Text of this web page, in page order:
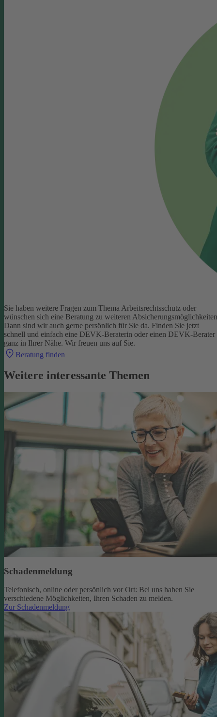
Sie haben weitere Fragen zum Thema Arbeitsrechtsschutz oder
wünschen sich eine Beratung zu weiteren
Dann sind wir auch gerne persönlich für Sie da. Finden Sie jetzt
schnell und einfach eine DEVK-Beraterin oder einen DEVK-Berater
ganz in Ihrer Nähe. Wir freuen uns auf Sie.
Beratung finden
Weitere interessante Themen
Schadenmeldung
Telefonisch, online oder persönlich vor Ort: Bei uns haben Sie
verschiedene Möglichkeiten, Ihren Schaden zu melden.
Zur Schadenmeldung